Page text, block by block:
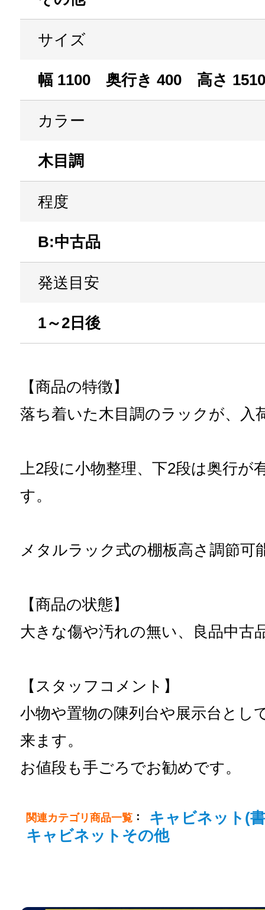
サイズ
幅 1100 奥行き 400 高さ 1510
カラー
木目調
程度
B:中古品
発送目安
1～2日後
【商品の特徴】
落ち着いた木目調のラックが、入
上2段に小物整理、下2段は奥行が
す。
メタルラック式の棚板高さ調節可
【商品の状態】
大きな傷や汚れの無い、良品中古
【スタッフコメント】
小物や置物の陳列台や展示台とし
来ます。
お値段も手ごろでお勧めです。
関連カテゴリ商品一覧 ：
キャビネット(
キャビネットその他